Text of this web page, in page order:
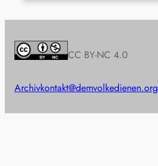
CC BY-NC 4.0
Archivkontakt@demvolkedienen.org